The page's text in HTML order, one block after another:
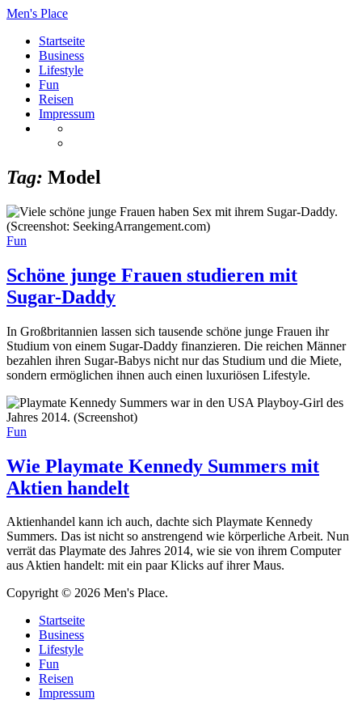
Men's Place
Startseite
Business
Lifestyle
Fun
Reisen
Impressum
Tag: Model
Fun
Schöne junge Frauen studieren mit
Sugar-Daddy
In Großbritannien lassen sich tausende schöne junge Frauen ihr
Studium von einem Sugar-Daddy finanzieren. Die reichen Männer
bezahlen ihren Sugar-Babys nicht nur das Studium und die Miete,
sondern ermöglichen ihnen auch einen luxuriösen Lifestyle.
Fun
Wie Playmate Kennedy Summers mit
Aktien handelt
Aktienhandel kann ich auch, dachte sich Playmate Kennedy
Summers. Das ist nicht so anstrengend wie körperliche Arbeit. Nun
verrät das Playmate des Jahres 2014, wie sie von ihrem Computer
aus Aktien handelt: mit ein paar Klicks auf ihrer Maus.
Copyright © 2026 Men's Place.
Startseite
Business
Lifestyle
Fun
Reisen
Impressum